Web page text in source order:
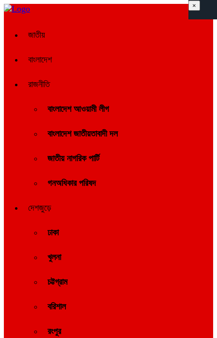
জাতীয়
বাংলাদেশ
রাজনীতি
বাংলাদেশ আওয়ামী লীগ
বাংলাদেশ জাতীয়তাবাদী দল
জাতীয় নাগরিক পার্টি
গনঅধিকার পরিষদ
দেশজুড়ে
ঢাকা
খুলনা
চট্টগ্রাম
বরিশাল
রংপুর
×